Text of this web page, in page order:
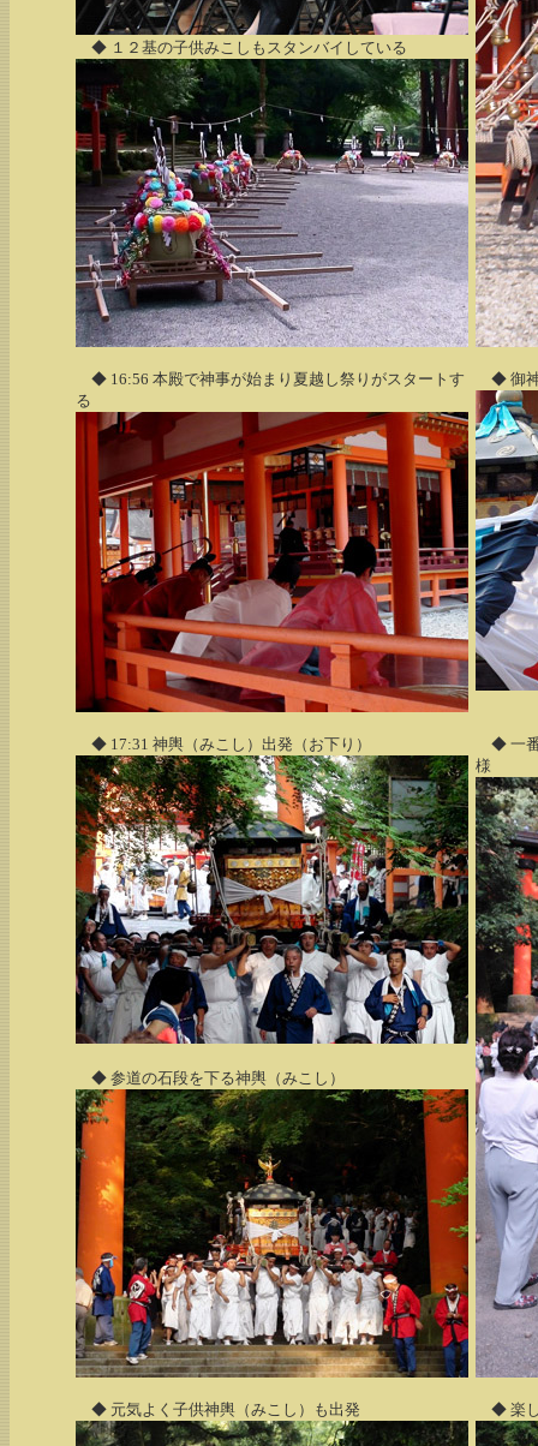
◆ １２基の子供みこしもスタンバイしている
◆ 16:56 本殿で神事が始まり夏越し祭りがスタートす
る
◆ 御神
◆ 17:31 神輿（みこし）出発（お下り）
◆ 一番
様
◆ 参道の石段を下る神輿（みこし）
◆ 元気よく子供神輿（みこし）も出発 ◆ 楽し